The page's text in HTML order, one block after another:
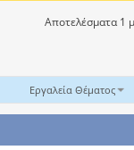
Αποτελέσματα 1
Εργαλεία Θέματος